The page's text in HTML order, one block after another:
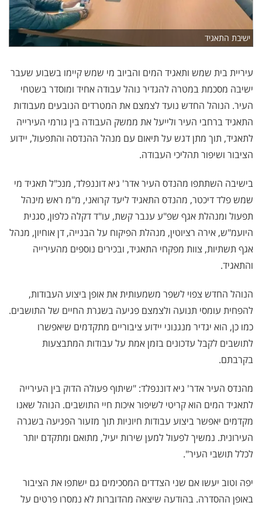
ישיבת התאגיד
עיריית בית שמש ותאגיד המים והביוב מי שמש קיימו בשבוע שעבר
ישיבה מסכמת במטרה להגדיר נוהל עבודה אחיד ומוסדר בשטחי
העיר. הנוהל החדש נועד לצמצם את המטרדים הנובעים מעבודות
התאגיד ברחבי העיר ולייעל את ממשק העבודה בין גורמי העירייה
לתאגיד, תוך מתן דגש על תיאום עם מנהל ההנדסה והתפעול, יידוע
הציבור ושיפור תהליכי העבודה.
בישיבה השתתפו מהנדס העיר אדר' גיא דוננפלד, מנכ"ל תאגיד מי
שמש פלד דיכטר, מהנדס התאגיד ליעד קרואני, מ"מ ראש מינהל
תפעול ומנהלת אגף שפ"ע ענבר קשת, עו"ד דקלה כלפון, סגנית
היועמ"ש, אירה רציוטין, מנהלת הפיקוח על הבנייה, דן אוחיון, מנהל
אגף תשתיות, צוות מפקחי התאגיד, ובכירים נוספים מהעירייה
והתאגיד.
הנוהל החדש צפוי לשפר משמעותית את אופן ביצוע העבודות,
להפחית עומסי תנועה ולצמצם פגיעה בשגרת החיים של התושבים.
כמו כן, הוא יגדיר מנגנוני יידוע ציבוריים מתקדמים שיאפשרו
לתושבים לקבל עדכונים בזמן אמת על עבודות המתבצעות
בקרבתם.
מהנדס העיר אדר' גיא דוננפלד: "שיתוף פעולה הדוק בין העירייה
לתאגיד המים הוא קריטי לשיפור איכות חיי התושבים. הנוהל שאנו
מקדמים יאפשר ביצוע עבודות חיוניות תוך מזעור הפגיעה בשגרה
העירונית. נמשיך לפעול למען שירות יעיל, מתואם ומתקדם יותר
לכלל תושבי העיר".
יפה וטוב יעשו אם שני הצדדים המסכימים גם ישתפו את הציבור
באופן ההסדרה. בהודעה שיצאה מהדוברות לא נמסרו פרטים על